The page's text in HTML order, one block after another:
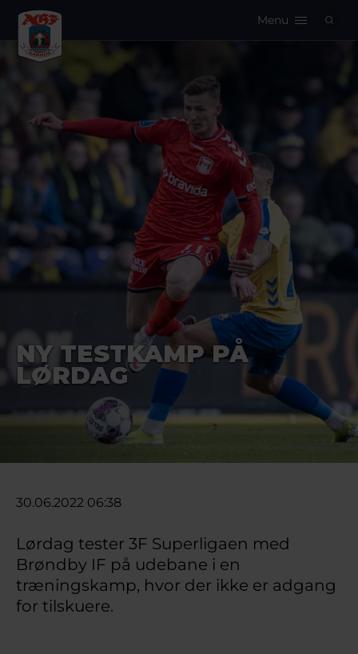
Menu
NY TESTKAMP PÅ
LØRDAG
30.06.2022 06:38
Lørdag tester 3F Superligaen med
Brøndby IF på udebane i en
træningskamp, hvor der ikke er adgang
for tilskuere.